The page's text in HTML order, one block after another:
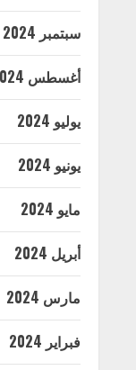
سبتمبر 2024
أغسطس 2024
يوليو 2024
يونيو 2024
مايو 2024
أبريل 2024
مارس 2024
فبراير 2024